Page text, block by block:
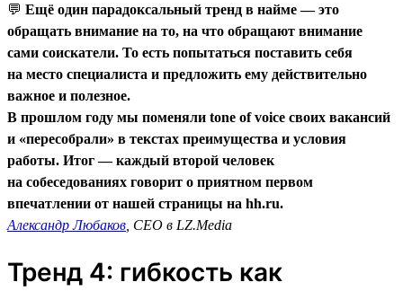
💬 Ещё один парадоксальный тренд в найме — это
обращать внимание на то, на что обращают внимание
сами соискатели. То есть попытаться поставить себя
на место специалиста и предложить ему действительно
важное и полезное.
В прошлом году мы поменяли tone of voice своих вакансий
и «пересобрали» в текстах преимущества и условия
работы. Итог — каждый второй человек
на собеседованиях говорит о приятном первом
впечатлении от нашей страницы на hh.ru.
Александр Любаков , CEO в LZ.Media
Тренд 4: гибкость как